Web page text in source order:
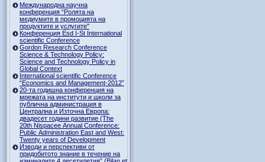
Международна научна
конференция “Ролята на
медиумите в промоцията на
продуктите и услугите"
Конференция Esd I-St International
scientific Conference
Gordon Research Сonference
Science & Technology Policy:
Science and Technology Policy in
Global Context
International scientific Conference
“Economics and Management-2012”
20-та годишна конференция на
мрежата на институти и школи за
публична администрация в
Централна и Източна Европа:
двадесет години развитие (The
20th Nispacee Annual Conference:
Public Administration East and West:
Twenty years of Development
Изводи и перспективи от
придобитото знание в течение на